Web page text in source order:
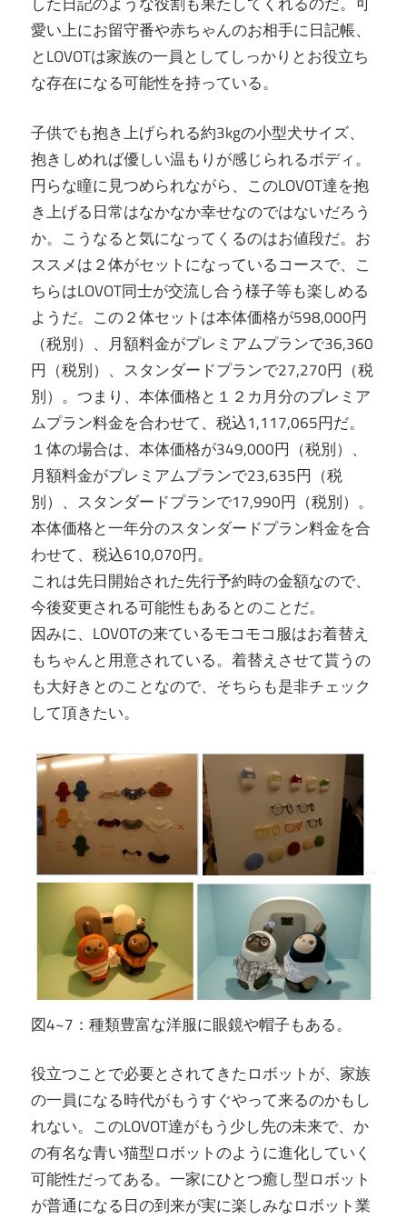
愛い上にお留守番や赤ちゃんのお相手に日記帳、
とLOVOTは家族の一員としてしっかりとお役立ち
な存在になる可能性を持っている。
子供でも抱き上げられる約3kgの小型犬サイズ、
抱きしめれば優しい温もりが感じられるボディ。
円らな瞳に見つめられながら、このLOVOT達を抱
き上げる日常はなかなか幸せなのではないだろう
か。こうなると気になってくるのはお値段だ。お
ススメは２体がセットになっているコースで、こ
ちらはLOVOT同士が交流し合う様子等も楽しめる
ようだ。この２体セットは本体価格が598,000円
（税別）、月額料金がプレミアムプランで36,360
円（税別）、スタンダードプランで27,270円（税
別）。つまり、本体価格と１２カ月分のプレミア
ムプラン料金を合わせて、税込1,117,065円だ。
１体の場合は、本体価格が349,000円（税別）、
月額料金がプレミアムプランで23,635円（税
別）、スタンダードプランで17,990円（税別）。
本体価格と一年分のスタンダードプラン料金を合
わせて、税込610,070円。
これは先日開始された先行予約時の金額なので、
今後変更される可能性もあるとのことだ。
因みに、LOVOTの来ているモコモコ服はお着替え
もちゃんと用意されている。着替えさせて貰うの
も大好きとのことなので、そちらも是非チェック
して頂きたい。
図4~7：種類豊富な洋服に眼鏡や帽子もある。
役立つことで必要とされてきたロボットが、家族
の一員になる時代がもうすぐやって来るのかもし
れない。このLOVOT達がもう少し先の未来で、か
の有名な青い猫型ロボットのように進化していく
可能性だってある。一家にひとつ癒し型ロボット
が普通になる日の到来が実に楽しみなロボット業